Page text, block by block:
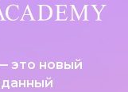
это новый